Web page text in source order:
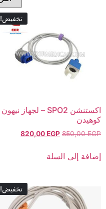
تخفيض!
اكستنشن SPO2 – لجهاز نيهون
كوهيدن
850,00EGP
820,00EGP
إضافة إلى السلة
تخفيض!